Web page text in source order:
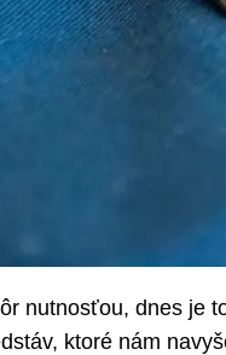
nutnosťou, dnes je
ktoré nám